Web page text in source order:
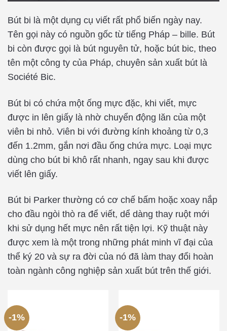
Bút bi là một dụng cụ viết rất phổ biến ngày nay.
Tên gọi này có nguồn gốc từ tiếng Pháp – bille. Bút
bi còn được gọi là bút nguyên tử, hoặc bút bic, theo
tên một công ty của Pháp, chuyên sản xuất bút là
Société Bic.
Bút bi có chứa một ống mực đặc, khi viết, mực
được in lên giấy là nhờ chuyển động lăn của một
viên bi nhỏ. Viên bi với đường kính khoảng từ 0,3
đến 1.2mm, gắn nơi đầu ống chứa mực. Loại mực
dùng cho bút bi khô rất nhanh, ngay sau khi được
viết lên giấy.
Bút bi Parker thường có cơ chế bấm hoặc xoay nắp
cho đầu ngòi thò ra để viết, dể dàng thay ruột mới
khi sử dụng hết mực nên rất tiện lợi. Kỹ thuật này
được xem là một trong những phát minh vĩ đại của
thể ký 20 và sự ra đời của nó đã làm thay đổi hoàn
toàn ngành công nghiệp sản xuất bút trên thế giới.
-1% -1%